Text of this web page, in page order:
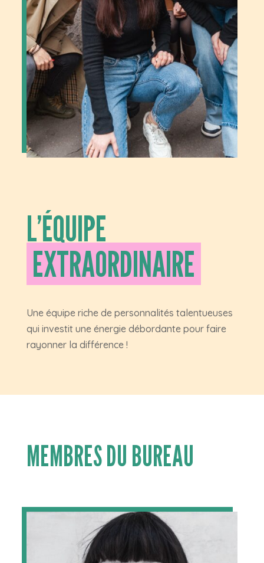
L’ÉQUIPE
EXTRAORDINAIRE
Une équipe riche de personnalités talentueuses
qui investit une énergie débordante pour faire
rayonner la différence !
MEMBRES DU BUREAU